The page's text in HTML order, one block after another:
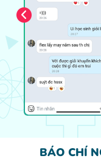
BÁO CHÍ